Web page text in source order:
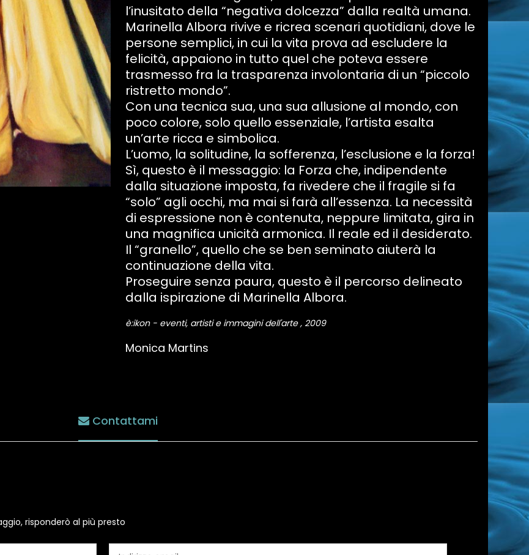
l’inusitato della “negativa dolcezza” dalla realtà umana.
Marinella Albora rivive e ricrea scenari quotidiani, dove le
persone semplici, in cui la vita prova ad escludere la
felicità, appaiono in tutto quel che poteva essere
trasmesso fra la trasparenza involontaria di un “piccolo
ristretto mondo”.
Con una tecnica sua, una sua allusione al mondo, con
poco colore, solo quello essenziale, l’artista esalta
un’arte ricca e simbolica.
L’uomo, la solitudine, la sofferenza, l’esclusione e la forza!
Sì, questo è il messaggio: la Forza che, indipendente
dalla situazione imposta, fa rivedere che il fragile si fa
“solo” agli occhi, ma mai si farà all’essenza. La necessità
di espressione non è contenuta, neppure limitata, gira in
una magnifica unicità armonica. Il reale ed il desiderato.
Il “granello”, quello che se ben seminato aiuterà la
continuazione della vita.
Proseguire senza paura, questo è il percorso delineato
dalla ispirazione di Marinella Albora.
è:ikon - eventi, artisti e immagini dell'arte , 2009
Monica Martins
Contattami
risponderò al più presto